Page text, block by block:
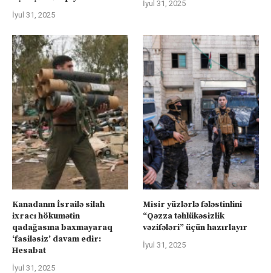
İyul 31, 2025
İyul 31, 2025
Kanadanın İsrailə silah
ixracı hökumətin
qadağasına baxmayaraq
‘fasiləsiz’ davam edir:
Hesabat
İyul 31, 2025
Misir yüzlərlə fələstinlini
“Qəzza təhlükəsizlik
vəzifələri” üçün hazırlayır
İyul 31, 2025